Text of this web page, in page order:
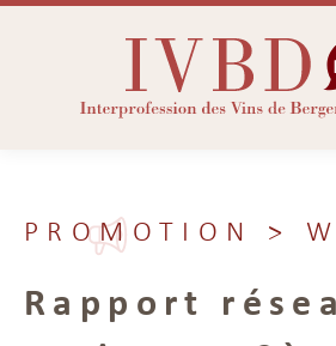
PROMOTION >
Rapport